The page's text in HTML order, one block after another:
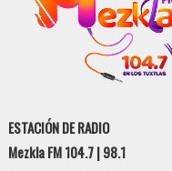
ESTACIÓN DE RADIO
Mezkla FM 104.7 | 98.1